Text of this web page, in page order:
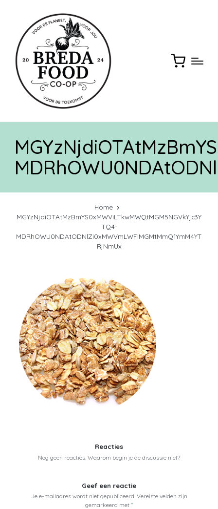
Home
MGYzNjdiOTAtMzBmYS0xMWViLTkwMWQtMGM5NGVkYjc3Y
TQ4-
MDRhOWU0NDAtODNlZi0xMWVmLWFlMGMtMmQ1YmM4YT
RjNmUx
Reacties
Nog geen reacties. Waarom begin je de discussie niet?
Geef een reactie
Je e-mailadres wordt niet gepubliceerd. Vereiste velden zijn
gemarkeerd met *